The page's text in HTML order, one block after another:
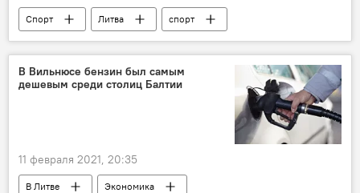
Спорт Литва
спорт
страны Балтии
биатлон
В Вильнюсе бензин был самым
дешевым среди столиц Балтии
11 февраля 2021, 20:35
В Литве
Экономика